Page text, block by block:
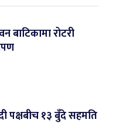
बाटिकामा रोटरी
पक्षबीच १३ बुँदे सहमति